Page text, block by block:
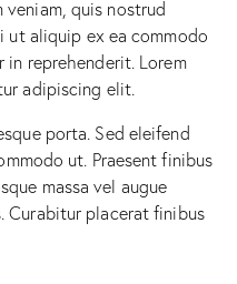
veniam, quis nostrud
aliquip ex ea commodo
in reprehenderit. Lorem
adipiscing elit.
porta. Sed eleifend
ut. Praesent finibus
massa vel augue
Curabitur placerat finibus